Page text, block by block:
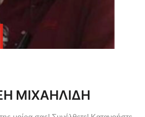
ΜΙΧΑΗΛΙΔΗ